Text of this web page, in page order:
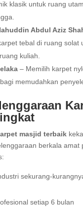
klasik untuk ruang
Abdul Aziz
tebal di ruang solat
kuliah.
– Memilih karpet
memudahkan
masjid terbaik
berkala amat
sekurang-
setiap 6 bulan